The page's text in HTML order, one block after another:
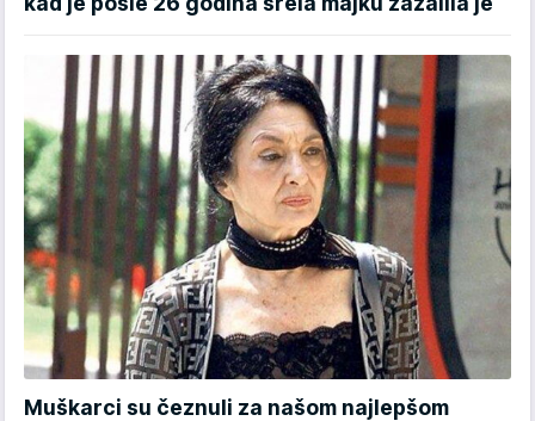
Muškarci su čeznuli za našom najlepšom